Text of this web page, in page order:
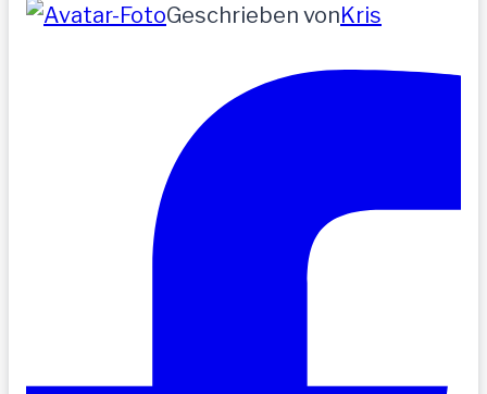
Geschrieben vonKris